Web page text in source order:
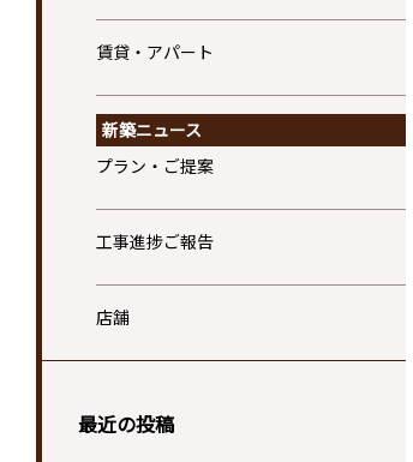
賃貸・アパート
新築ニュース
プラン・ご提案
工事進捗ご報告
店舗
最近の投稿